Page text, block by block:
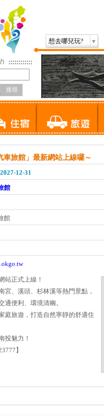
想去哪兒玩?
車旅館」最新網站上線囉～
12-31
館
館
站正式上線！
宮、溪頭、杉林溪等熱門景點，
通便利、環境清幽。
庭旅遊，打造自然寧靜的舒適住
投魅力！
】